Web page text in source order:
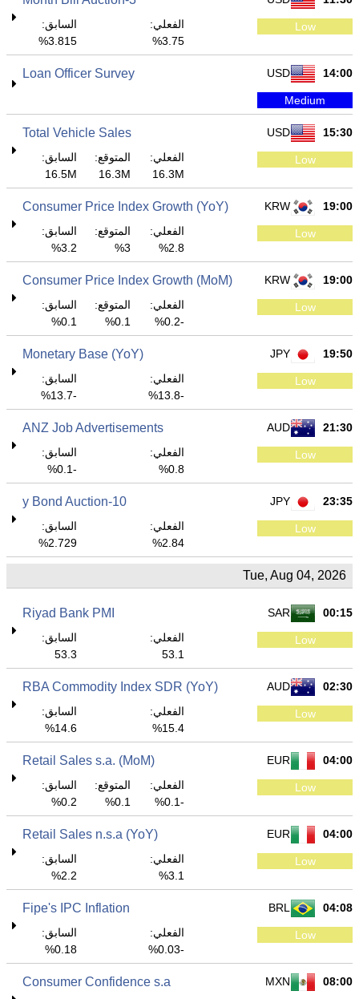
Low
الفعلي:
3.75%
السابق:
3.815%
14:00
USD
Loan Officer Survey
Medium
15:30
USD
Total Vehicle Sales
Low
الفعلي:
16.3M
المتوقع:
16.3M
السابق:
16.5M
19:00
KRW
Consumer Price Index Growth (YoY)
Low
الفعلي:
2.8%
المتوقع:
3%
السابق:
3.2%
19:00
KRW
Consumer Price Index Growth (MoM)
Low
الفعلي:
-0.2%
المتوقع:
0.1%
السابق:
0.1%
19:50
JPY
Monetary Base (YoY)
Low
الفعلي:
-13.8%
السابق:
-13.7%
21:30
AUD
ANZ Job Advertisements
Low
الفعلي:
0.8%
السابق:
-0.1%
23:35
JPY
10-y Bond Auction
Low
الفعلي:
2.84%
السابق:
2.729%
Tue, Aug 04, 2026
00:15
SAR
Riyad Bank PMI
Low
الفعلي:
53.1
السابق:
53.3
02:30
AUD
RBA Commodity Index SDR (YoY)
Low
الفعلي:
15.4%
السابق:
14.6%
04:00
EUR
Retail Sales s.a. (MoM)
Low
الفعلي:
-0.1%
المتوقع:
0.1%
السابق:
0.2%
04:00
EUR
Retail Sales n.s.a (YoY)
Low
الفعلي:
3.1%
السابق:
2.2%
04:08
BRL
Fipe's IPC Inflation
Low
الفعلي:
-0.03%
السابق:
0.18%
08:00
MXN
Consumer Confidence s.a